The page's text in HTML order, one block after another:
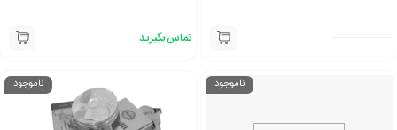
تماس بگیرید
ناموجود ناموجود